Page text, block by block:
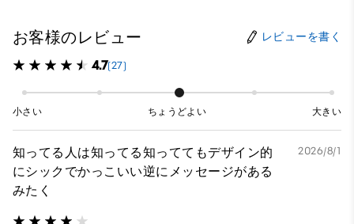
お客様のレビュー レビューを書く
4.7(27)
小さい ちょうどよい 大きい
知ってる人は知ってる知っててもデザイン的
にシックでかっこいい逆にメッセージがある
みたく
2026/8/1